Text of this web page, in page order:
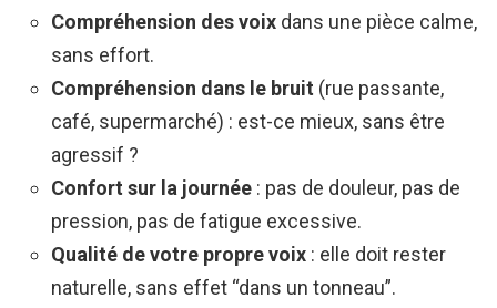
Compréhension des voix dans une pièce calme,
sans effort.
Compréhension dans le bruit (rue passante,
café, supermarché) : est-ce mieux, sans être
agressif ?
Confort sur la journée : pas de douleur, pas de
pression, pas de fatigue excessive.
Qualité de votre propre voix : elle doit rester
naturelle, sans effet “dans un tonneau”.